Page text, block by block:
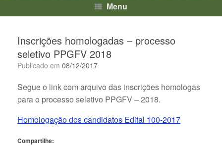
Menu
Inscrições homologadas – processo
seletivo PPGFV 2018
Publicado em 08/12/2017
Segue o link com arquivo das inscrições homologas
para o processo seletivo PPGFV – 2018.
Homologação dos candidatos Edital 100-2017
Compartilhe: